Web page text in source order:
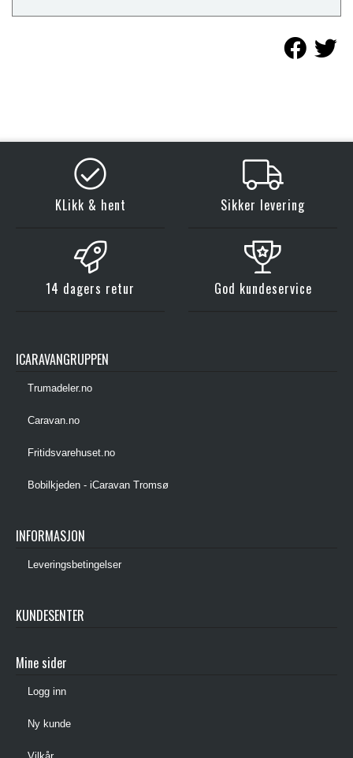
KLikk & hent Sikker levering
14 dagers retur God kundeservice
ICARAVANGRUPPEN
Trumadeler.no
Caravan.no
Fritidsvarehuset.no
Bobilkjeden - iCaravan Tromsø
INFORMASJON
Leveringsbetingelser
KUNDESENTER
Mine sider
Logg inn
Ny kunde